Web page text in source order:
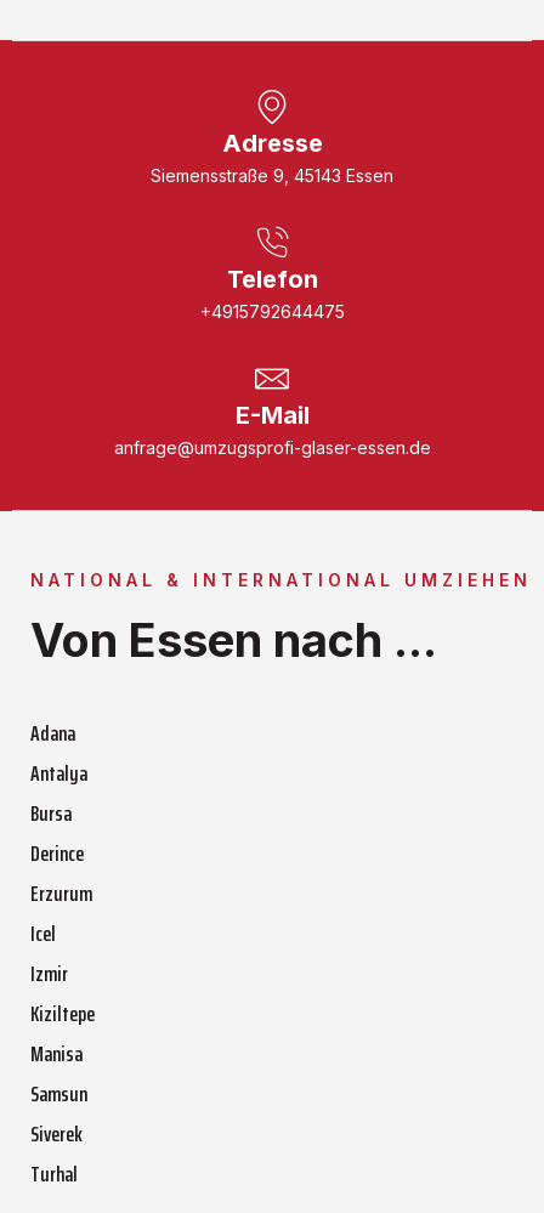
Adresse
Siemensstraße 9, 45143 Essen
Telefon
+4915792644475
E-Mail
anfrage@umzugsprofi-glaser-essen.de
NATIONAL & INTERNATIONAL UMZIEHEN
Von Essen nach ...
Adana
Antalya
Bursa
Derince
Erzurum
Icel
Izmir
Kiziltepe
Manisa
Samsun
Siverek
Turhal